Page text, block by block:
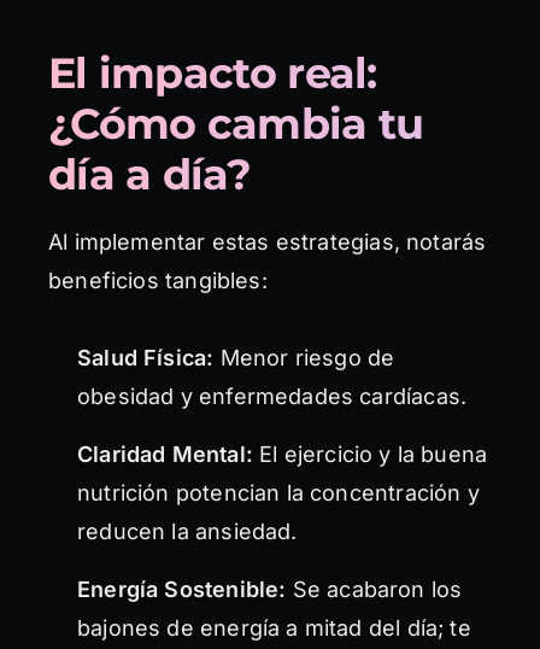
El impacto real:
¿Cómo cambia tu
día a día?
Al implementar estas estrategias, notarás
beneficios tangibles:
Salud Física: Menor riesgo de
obesidad y enfermedades cardíacas.
Claridad Mental: El ejercicio y la buena
nutrición potencian la concentración y
reducen la ansiedad.
Energía Sostenible: Se acabaron los
bajones de energía a mitad del día; te